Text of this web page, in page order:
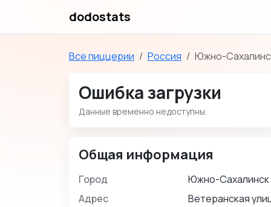
dodostats
Все пиццерии Россия Южно-
Ошибка загрузки
Данные временно недоступны.
Общая информация
Город
Южно-Сахалинск
Адрес
Ветеранская